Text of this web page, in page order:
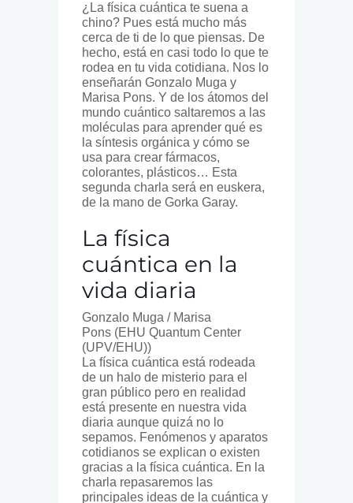
¿La física cuántica te suena a
chino? Pues está mucho más
cerca de ti de lo que piensas. De
hecho, está en casi todo lo que te
rodea en tu vida cotidiana. Nos lo
enseñarán Gonzalo Muga y
Marisa Pons. Y de los átomos del
mundo cuántico saltaremos a las
moléculas para aprender qué es
la síntesis orgánica y cómo se
usa para crear fármacos,
colorantes, plásticos… Esta
segunda charla será en euskera,
de la mano de Gorka Garay.
La física
cuántica en la
vida diaria
Gonzalo Muga / Marisa
Pons (EHU Quantum Center
(UPV/EHU))
La física cuántica está rodeada
de un halo de misterio para el
gran público pero en realidad
está presente en nuestra vida
diaria aunque quizá no lo
sepamos. Fenómenos y aparatos
cotidianos se explican o existen
gracias a la física cuántica. En la
charla repasaremos las
principales ideas de la cuántica y